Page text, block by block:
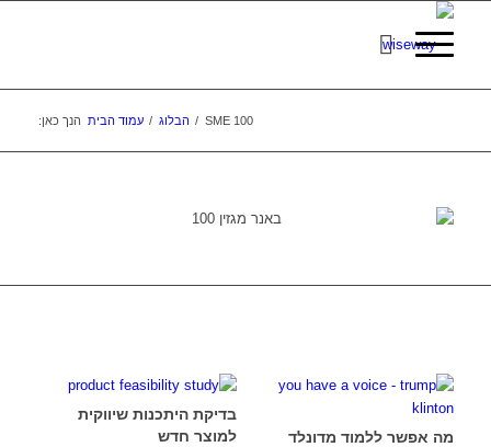
הנך כאן: עמוד הבית / הבלוג / SME 100
בדיקת היתכנות שיווקית
למוצר חדש
מה אפשר ללמוד מדונלד